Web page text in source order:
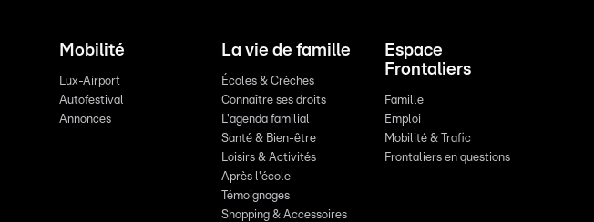
Mobilité
Lux-Airport
Autofestival
Annonces
La vie de famille
Écoles & Crèches
Connaître ses droits
L'agenda familial
Santé & Bien-être
Loisirs & Activités
Après l'école
Témoignages
Shopping & Accessoires
Espace
Frontaliers
Famille
Emploi
Mobilité & Trafic
Frontaliers en questions